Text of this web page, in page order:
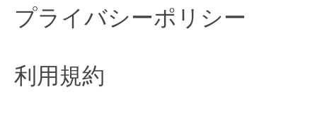
プライバシーポリシー
利用規約